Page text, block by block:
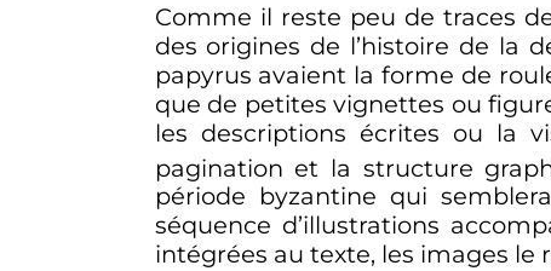
Comme il reste peu de traces
des origines de l’histoire de la
papyrus avaient la forme de
que de petites vignettes ou
les descriptions écrites ou la
pagination et la structure
période byzantine qui
séquence d’illustrations
intégrées au texte, les images le